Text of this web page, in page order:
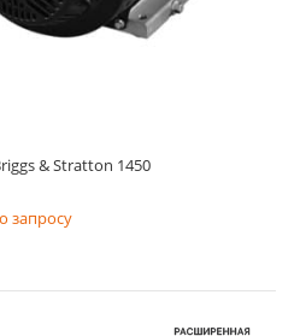
& Stratton 1450
& Stratton 1450
запросу